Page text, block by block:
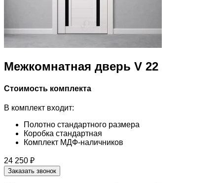
Межкомнатная дверь V 22
Стоимость комплекта
В комплект входит:
Полотно стандартного размера
Коробка стандартная
Комплект МДФ-наличников
24 250 ₽
Заказать звонок